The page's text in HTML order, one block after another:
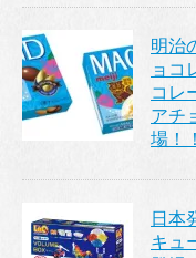
明治
ョコ
コレ
アチ
場！！
日本
キュ